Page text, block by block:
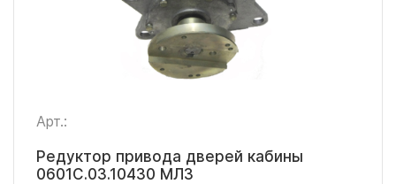
Арт.:
Редуктор привода дверей кабины
0601С.03.10430 МЛЗ